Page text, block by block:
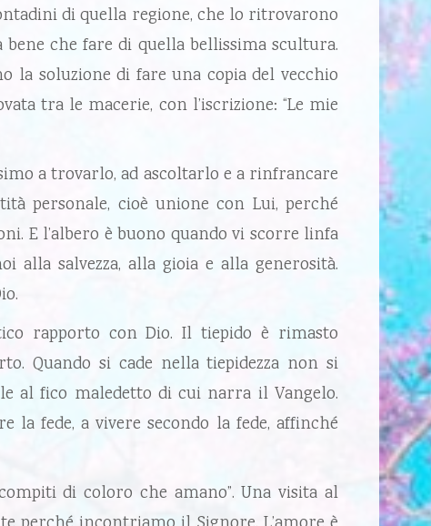
di quella regione, che lo ritrovarono
che fare di quella bellissima scultura.
la soluzione di fare una copia del vecchio
tra le macerie, con l’iscrizione: “Le mie
a trovarlo, ad ascoltarlo e a rinfrancare
personale, cioè unione con Lui, perché
E l’albero è buono quando vi scorre linfa
salvezza, alla gioia e alla generosità.
rapporto con Dio. Il tiepido è rimasto
Quando si cade nella tiepidezza non si
al fico maledetto di cui narra il Vangelo.
la fede, a vivere secondo la fede, affinché
di coloro che amano”. Una visita al